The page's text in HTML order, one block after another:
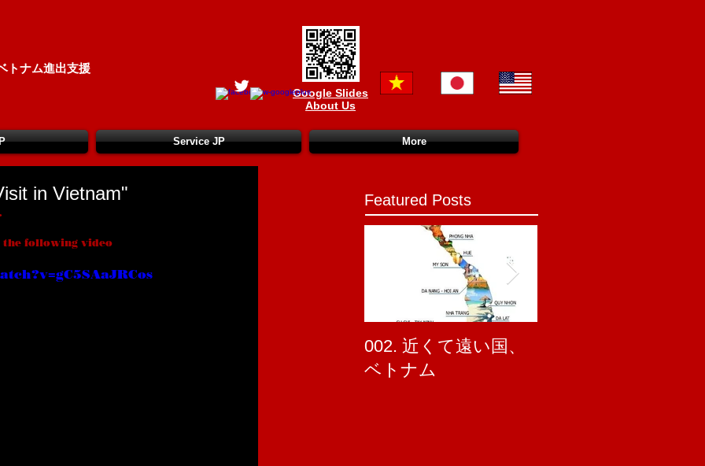
Google Slides
About Us
トナム進出支援
Service JP More
in Vietnam"
following video
Featured Posts
002. 近くて遠い国、
ベトナム